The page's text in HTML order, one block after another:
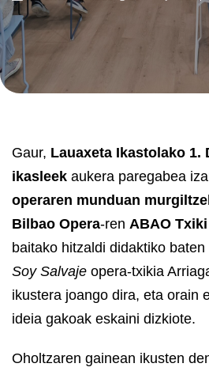
Gaur, Lauaxeta Ikastolako 1.
ikasleek aukera paregabea
operaren munduan
Bilbao Opera-ren ABAO
baitako hitzaldi didaktiko
Soy Salvaje opera-txikia
ikustera joango dira, eta orain
ideia gakoak eskaini dizkiote.
Oholtzaren gainean ikusten